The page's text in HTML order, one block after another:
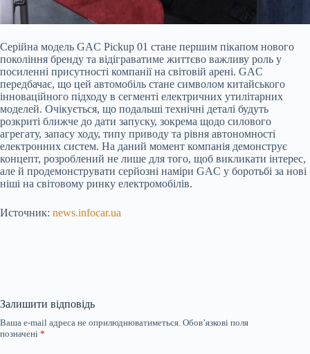
Серійна модель GAC Pickup 01 стане першим пікапом нового
покоління бренду та відіграватиме життєво важливу роль у
посиленні присутності компанії на світовій арені. GAC
передбачає, що цей автомобіль стане символом китайського
інноваційного підходу в сегменті електричних утилітарних
моделей. Очікується, що подальші технічні деталі будуть
розкриті ближче до дати запуску, зокрема щодо силового
агрегату, запасу ходу, типу приводу та рівня автономності
електронних систем. На даний момент компанія демонструє
концепт, розроблений не лише для того, щоб викликати інтерес,
але й продемонструвати серйозні наміри GAC у боротьбі за нові
ніші на світовому ринку електромобілів.
Источник: news.infocar.ua
Залишити відповідь
Ваша e-mail адреса не оприлюднюватиметься. Обов’язкові поля
позначені *